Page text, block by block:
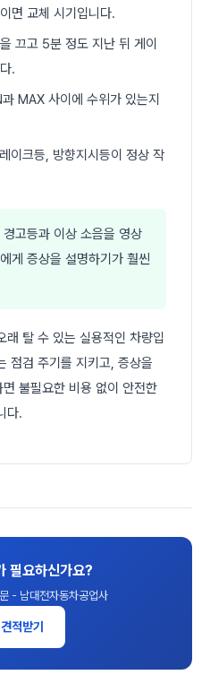
면 교체 시기입니다.
끄고 5분 정도 지난 뒤 게이
.
MAX 사이에 수위가 있는지
이크등, 방향지시등이 정상 작
고등과 이상 소음을 영상
게 증상을 설명하기가 훨씬
래 탈 수 있는 실용적인 차량입
점검 주기를 지키고, 증상을
불필요한 비용 없이 안전한
다.
필요하신가요?
- 남대전자동차공업사
적받기